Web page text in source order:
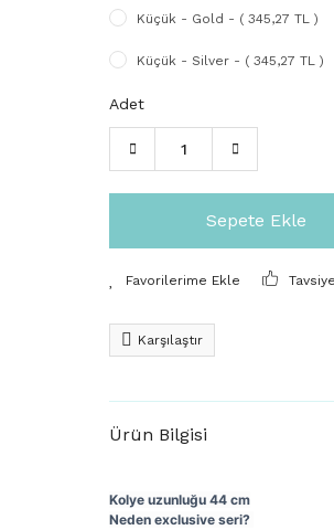
Küçük - Gold - ( 345,27 TL )
Küçük - Silver - ( 345,27 TL )
Adet
Sepete Ekle
Karşılaştır
Ürün Bilgisi
Kolye uzunluğu 44 cm
Neden exclusive seri?